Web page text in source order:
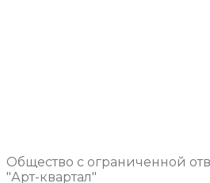
Общество с ограниченной
"Арт-квартал"